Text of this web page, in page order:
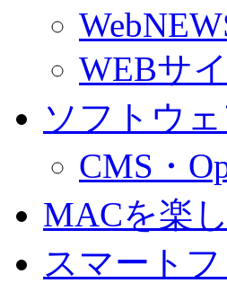
WEBサ
ソフトウ
CMS・
MACを楽
スマート